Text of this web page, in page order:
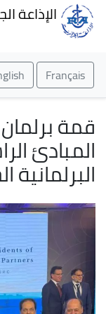
الإذاعة
Français
English
قمة
المبادئ
البرلمانية